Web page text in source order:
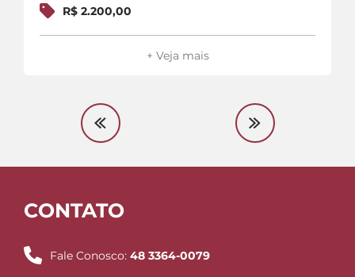
R$ 2.200,00
+ Veja mais
CONTATO
Fale Conosco: 48 3364-0079